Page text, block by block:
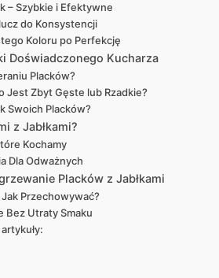
– Szybkie i Efektywne
do Konsystencji
Koloru po Perfekcję
Doświadczonego Kucharza
Placków?
Jest Zbyt Gęste lub Rzadkie?
Swoich Placków?
z Jabłkami?
Kochamy
Dla Odważnych
Placków z Jabłkami
Jak Przechowywać?
Bez Utraty Smaku